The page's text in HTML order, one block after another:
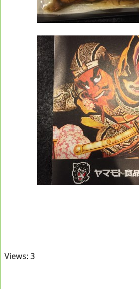
Views: 3